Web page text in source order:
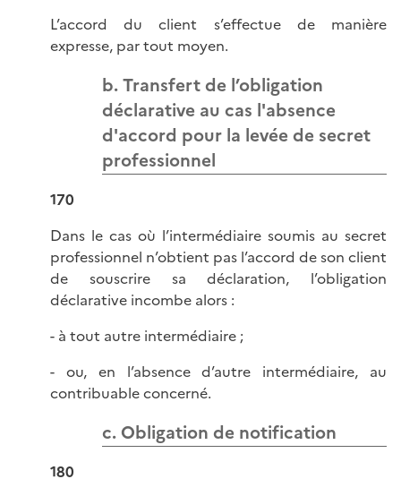
L’accord du client s’effectue de manière
expresse, par tout moyen.
b. Transfert de l’obligation
déclarative au cas l'absence
d'accord pour la levée de secret
professionnel
170
Dans le cas où l’intermédiaire soumis au secret
professionnel n’obtient pas l’accord de son client
de souscrire sa déclaration, l’obligation
déclarative incombe alors :
- à tout autre intermédiaire ;
- ou, en l’absence d’autre intermédiaire, au
contribuable concerné.
c. Obligation de notification
180